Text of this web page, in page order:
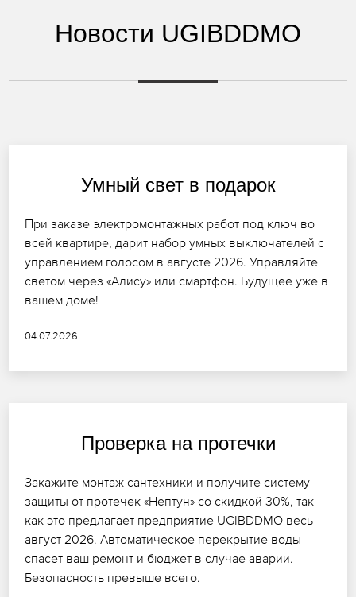
Новости UGIBDDMO
Умный свет в подарок
При заказе электромонтажных работ под ключ во
всей квартире, дарит набор умных выключателей с
управлением голосом в августе 2026. Управляйте
светом через «Алису» или смартфон. Будущее уже в
вашем доме!
04.07.2026
Проверка на протечки
Закажите монтаж сантехники и получите систему
защиты от протечек «Нептун» со скидкой 30%, так
как это предлагает предприятие UGIBDDMO весь
август 2026. Автоматическое перекрытие воды
спасет ваш ремонт и бюджет в случае аварии.
Безопасность превыше всего.